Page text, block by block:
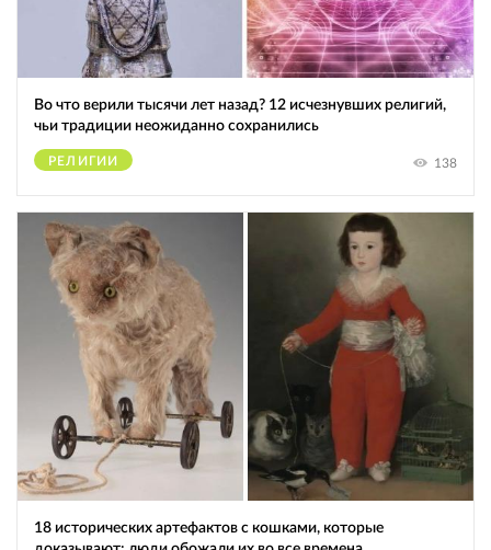
Во что верили тысячи лет назад? 12 исчезнувших религий,
чьи традиции неожиданно сохранились
РЕЛИГИИ 138
18 исторических артефактов с кошками, которые